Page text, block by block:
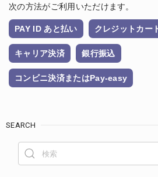
次の方法がご利用いただけます。
PAY ID あと払い クレジットカー
キャリア決済 銀行振込
コンビニ決済またはPay-easy
SEARCH